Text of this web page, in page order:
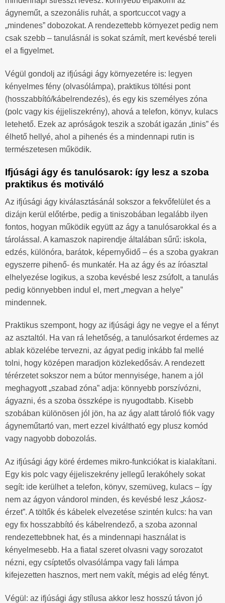
ágyneműt, a szezonális ruhát, a sportcuccot vagy a
„mindenes” dobozokat. A rendezettebb környezet pedig nem
csak szebb – tanulásnál is sokat számít, mert kevésbé tereli
el a figyelmet.
Végül gondolj az ifjúsági ágy környezetére is: legyen
kényelmes fény (olvasólámpa), praktikus töltési pont
(hosszabbító/kábelrendezés), és egy kis személyes zóna
(polc vagy kis éjjeliszekrény), ahová a telefon, könyv, kulacs
letehető. Ezek az apróságok teszik a szobát igazán „tinis” és
élhető hellyé, ahol a pihenés és a mindennapi rutin is
természetesen működik.
Ifjúsági ágy és tanulósarok: így lesz a szoba
praktikus és motiváló
Az ifjúsági ágy kiválasztásánál sokszor a fekvőfelület és a
dizájn kerül előtérbe, pedig a tiniszobában legalább ilyen
fontos, hogyan működik együtt az ágy a tanulósarokkal és a
tárolással. A kamaszok napirendje általában sűrű: iskola,
edzés, különóra, barátok, képernyőidő – és a szoba gyakran
egyszerre pihenő- és munkatér. Ha az ágy és az íróasztal
elhelyezése logikus, a szoba kevésbé lesz zsúfolt, a tanulás
pedig könnyebben indul el, mert „megvan a helye”
mindennek.
Praktikus szempont, hogy az ifjúsági ágy ne vegye el a fényt
az asztaltól. Ha van rá lehetőség, a tanulósarkot érdemes az
ablak közelébe tervezni, az ágyat pedig inkább fal mellé
tolni, hogy középen maradjon közlekedősáv. A rendezett
térérzetet sokszor nem a bútor mennyisége, hanem a jól
meghagyott „szabad zóna” adja: könnyebb porszívózni,
ágyazni, és a szoba összképe is nyugodtabb. Kisebb
szobában különösen jól jön, ha az ágy alatt tároló fiók vagy
ágyneműtartó van, mert ezzel kiváltható egy plusz komód
vagy nagyobb dobozolás.
Az ifjúsági ágy köré érdemes mikro-funkciókat is kialakítani.
Egy kis polc vagy éjjeliszekrény jellegű lerakóhely sokat
segít: ide kerülhet a telefon, könyv, szemüveg, kulacs – így
nem az ágyon vándorol minden, és kevésbé lesz „káosz-
érzet”. A töltők és kábelek elvezetése szintén kulcs: ha van
egy fix hosszabbító és kábelrendező, a szoba azonnal
rendezettebbnek hat, és a mindennapi használat is
kényelmesebb. Ha a fiatal szeret olvasni vagy sorozatot
nézni, egy csíptetős olvasólámpa vagy fali lámpa
kifejezetten hasznos, mert nem vakít, mégis ad elég fényt.
Végül: az ifjúsági ágy stílusa akkor lesz hosszú távon jó